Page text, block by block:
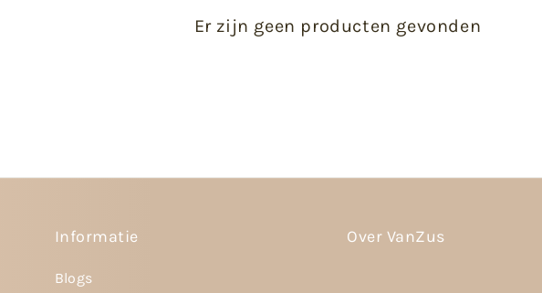
Er zijn geen producten gevonden
Informatie
Blogs
Over VanZus